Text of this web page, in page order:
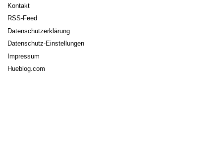
Kontakt
RSS-Feed
Datenschutzerklärung
Datenschutz-Einstellungen
Impressum
Hueblog.com